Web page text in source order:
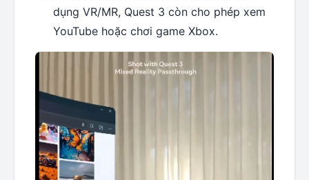
dụng VR/MR, Quest 3 còn cho phép xem
YouTube hoặc chơi game Xbox.